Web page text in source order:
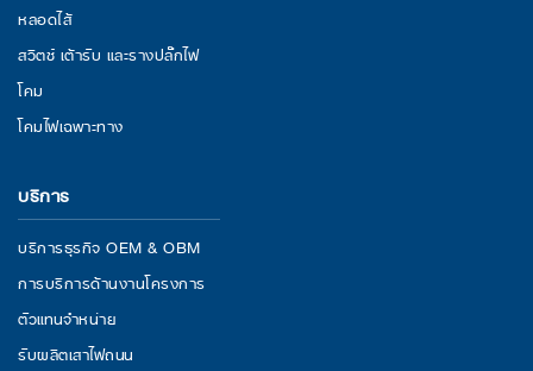
หลอดไส้
สวิตช์ เต้ารับ และรางปลั๊กไฟ
โคม
โคมไฟเฉพาะทาง
บริการ
บริการธุรกิจ OEM & OBM
การบริการด้านงานโครงการ
ตัวแทนจำหน่าย
รับผลิตเสาไฟถนน